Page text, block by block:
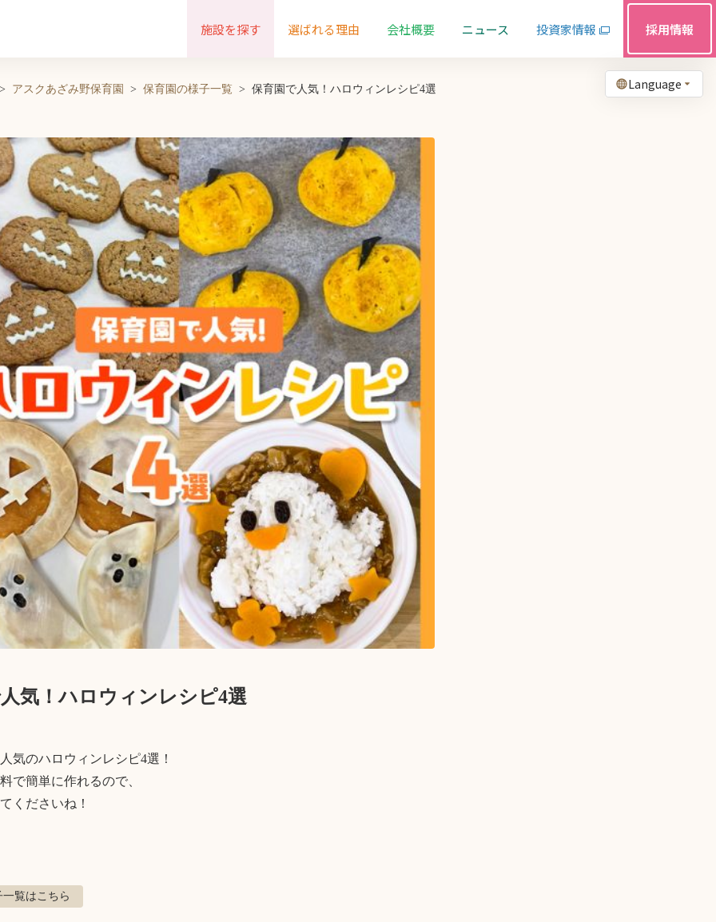
Language
施設を探す 選ばれる理由 会社概要 ニュース 投資家情報 採用情報
アスクあざみ野保育園 保育園の様子一覧 保育園で人気！ハロウィンレシピ4選
気！ハロウィンレシピ4選
気のハロウィンレシピ4選！
で簡単に作れるので、
くださいね！
一覧はこちら